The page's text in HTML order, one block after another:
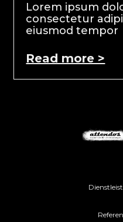
Lorem ipsum
consectetur
eiusmod tempor
Read more >